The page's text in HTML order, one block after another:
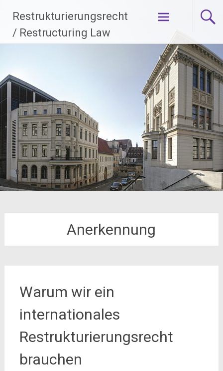
Inhalt
springen
Restrukturierungsrecht
/ Restructuring Law
Anerkennung
Warum wir ein
internationales
Restrukturierungsrecht
brauchen